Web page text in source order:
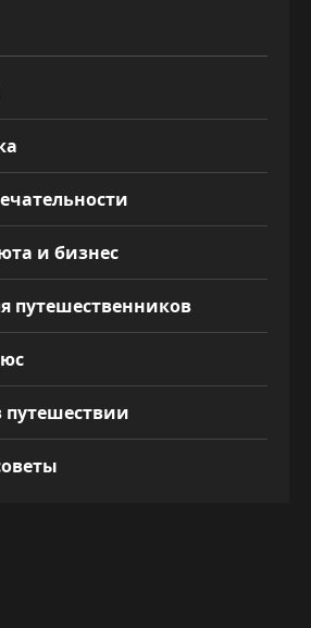
и бизнес
путешественников
путешествии